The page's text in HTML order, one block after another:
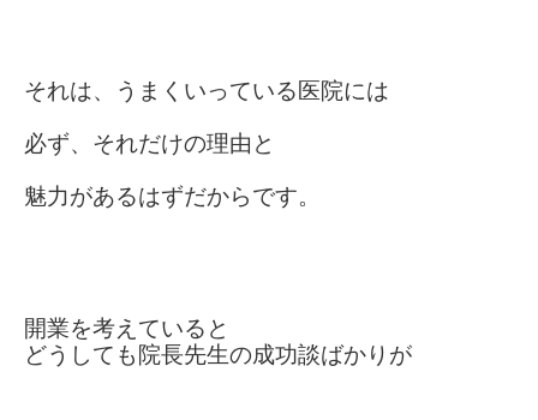
それは、うまくいっている医院には
必ず、それだけの理由と
魅力があるはずだからです。
開業を考えていると
どうしても院長先生の成功談ばかりが